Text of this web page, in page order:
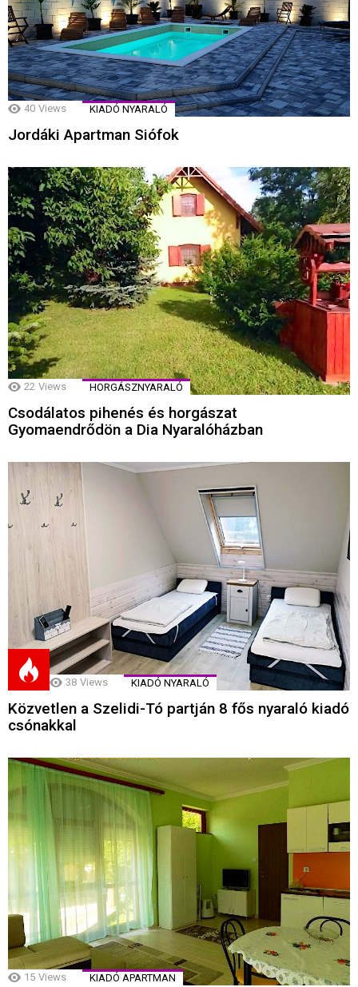
40 Views KIADÓ NYARALÓ
Jordáki Apartman Siófok
22 Views HORGÁSZNYARALÓ
Csodálatos pihenés és horgászat
Gyomaendrődön a Dia Nyaralóházban
38 Views KIADÓ NYARALÓ
Közvetlen a Szelidi-Tó partján 8 fős nyaraló kiadó
csónakkal
15 Views KIADÓ APARTMAN